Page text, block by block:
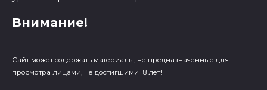
Внимание!
Сайт может содержать материалы, не предназначенные для
просмотра лицами, не достигшими 18 лет!